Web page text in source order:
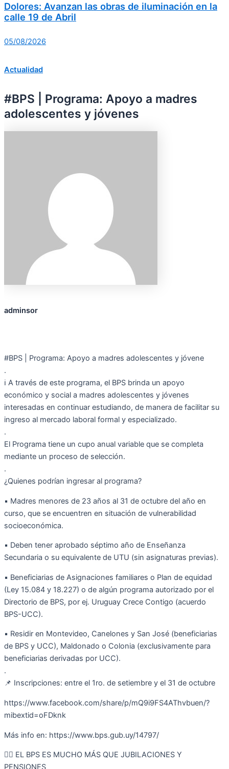
Dolores: Avanzan las obras de iluminación en la
calle 19 de Abril
05/08/2026
Actualidad
#BPS | Programa: Apoyo a madres
adolescentes y jóvenes
adminsor
#BPS | Programa: Apoyo a madres adolescentes y jóvene
.
ℹ️ A través de este programa, el BPS brinda un apoyo
económico y social a madres adolescentes y jóvenes
interesadas en continuar estudiando, de manera de facilitar su
ingreso al mercado laboral formal y especializado.
.
El Programa tiene un cupo anual variable que se completa
mediante un proceso de selección.
.
¿Quienes podrían ingresar al programa?
▪️ Madres menores de 23 años al 31 de octubre del año en
curso, que se encuentren en situación de vulnerabilidad
socioeconómica.
▪️ Deben tener aprobado séptimo año de Enseñanza
Secundaria o su equivalente de UTU (sin asignaturas previas).
▪️ Beneficiarias de Asignaciones familiares o Plan de equidad
(Ley 15.084 y 18.227) o de algún programa autorizado por el
Directorio de BPS, por ej. Uruguay Crece Contigo (acuerdo
BPS-UCC).
▪️ Residir en Montevideo, Canelones y San José (beneficiarias
de BPS y UCC), Maldonado o Colonia (exclusivamente para
beneficiarias derivadas por UCC).
.
📌 Inscripciones: entre el 1ro. de setiembre y el 31 de octubre
https://www.facebook.com/share/p/mQ9i9FS4AThvbuen/?
mibextid=oFDknk
Más info en: https://www.bps.gub.uy/14797/
👉🏽 EL BPS ES MUCHO MÁS QUE JUBILACIONES Y
PENSIONES